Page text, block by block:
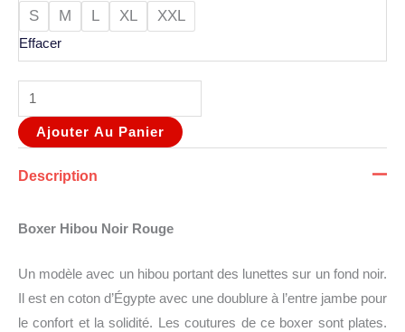
S M L XL XXL
Effacer
Ajouter Au Panier
Description
Boxer Hibou Noir Rouge
Un modèle avec un hibou portant des lunettes sur un fond noir.
Il est en coton d’Égypte avec une doublure à l’entre jambe pour
le confort et la solidité. Les coutures de ce boxer sont plates.